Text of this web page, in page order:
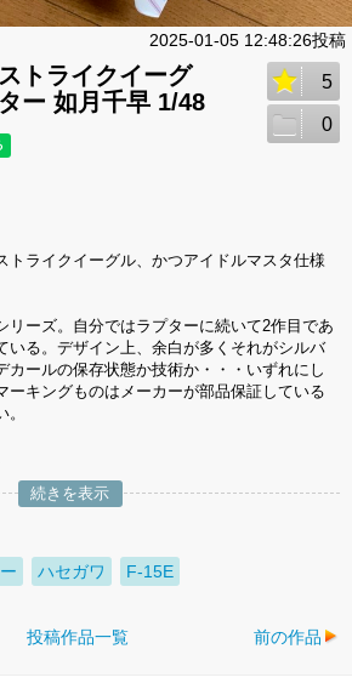
2025-01-05 12:48:26投稿
トライクイーグ
ー 如月千早 1/48
5
0
ライクイーグル、かつアイドルマスタ仕様
リーズ。自分ではラプターに続いて2作目であ
いる。デザイン上、余白が多くそれがシルバ
カールの保存状態か技術か・・・いずれにし
ーキングものはメーカーが部品保証している
続きを表示
ハセガワ F-15E
投稿作品一覧 前の作品